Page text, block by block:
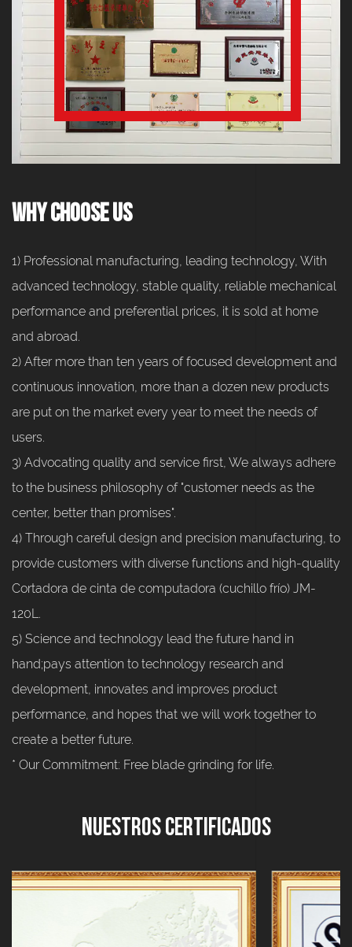
Why Choose Us
1) Professional manufacturing, leading technology, With
advanced technology, stable quality, reliable mechanical
performance and preferential prices, it is sold at home
and abroad.
2) After more than ten years of focused development and
continuous innovation, more than a dozen new products
are put on the market every year to meet the needs of
users.
3) Advocating quality and service first, We always adhere
to the business philosophy of "customer needs as the
center, better than promises".
4) Through careful design and precision manufacturing, to
provide customers with diverse functions and high-quality
Cortadora de cinta de computadora (cuchillo frío) JM-
120L.
5) Science and technology lead the future hand in
hand;pays attention to technology research and
development, innovates and improves product
performance, and hopes that we will work together to
create a better future.
* Our Commitment: Free blade grinding for life.
Nuestros Certificados